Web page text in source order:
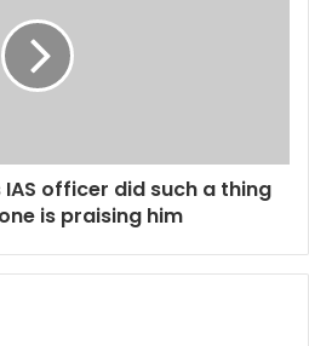
officer did such a thing
is praising him